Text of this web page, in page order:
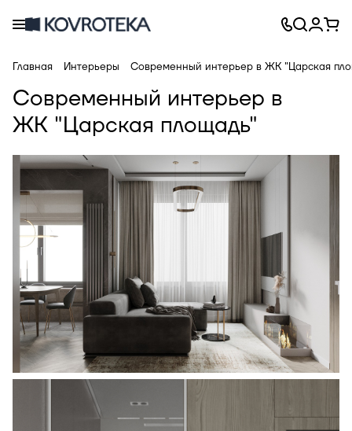
Главная Интерьеры Современный интерьер в ЖК "Царская
Современный интерьер в
ЖК "Царская площадь"